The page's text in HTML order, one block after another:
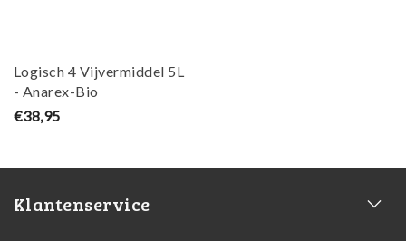
Logisch 4 Vijvermiddel 5L
- Anarex-Bio
€38,95
Klantenservice